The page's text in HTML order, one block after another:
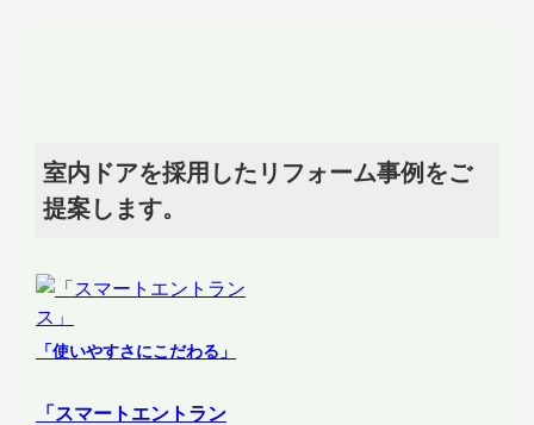
室内ドアを採用したリフォーム事例をご
提案します。
「使いやすさにこだわる」
「スマートエントラン